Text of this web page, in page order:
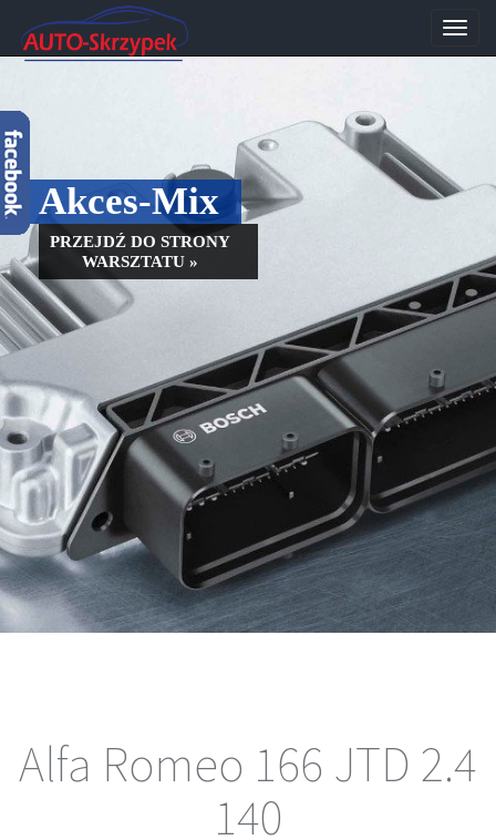
Akces-Mix
PRZEJDŹ DO STRONY
WARSZTATU »
Alfa Romeo 166 JTD 2.4
140